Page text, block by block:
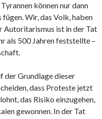
können nur dann
fügen. Wir, das Volk, haben
ist in der Tat
als 500 Jahren feststellte –
der Grundlage dieser
dass Proteste jetzt
das Risiko einzugehen,
gewonnen. In der Tat